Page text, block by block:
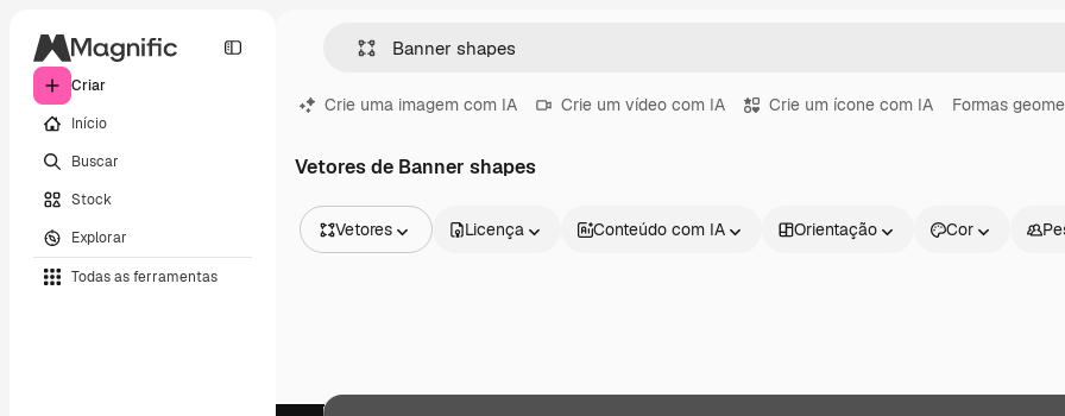
Criar
Início
Buscar
Stock
Explorar
Todas as ferramentas
Crie uma imagem com IA Crie um vídeo com IA Crie um ícone com IA Formas
Vetores de Banner shapes
Vetores
Vídeos
Licença Conteúdo com IA Orientação Cor